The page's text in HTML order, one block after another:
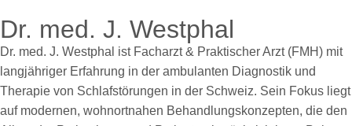
Dr. med. J. Westphal
Dr. med. J. Westphal ist Facharzt & Praktischer Arzt (FMH) mit
langjähriger Erfahrung in der ambulanten Diagnostik und
Therapie von Schlafstörungen in der Schweiz. Sein Fokus liegt
auf modernen, wohnortnahen Behandlungskonzepten, die den